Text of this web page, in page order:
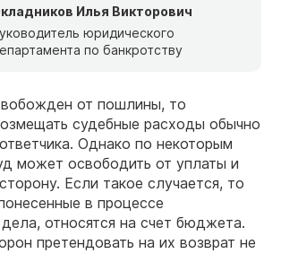
Илья Викторович
юридического
по банкротству
от пошлины, то
судебные расходы обычно
Однако по некоторым
может освободить от уплаты и
Если такое случается, то
в процессе
относятся на счет бюджета.
претендовать на их возврат не